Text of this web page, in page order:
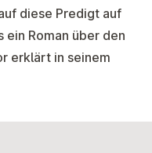
diese Predigt auf
Roman über den
erklärt in seinem